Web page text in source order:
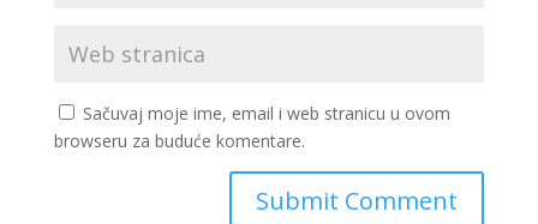
Sačuvaj moje ime, email i web stranicu u ovom
browseru za buduće komentare.